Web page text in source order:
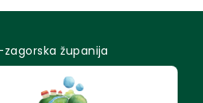
županija